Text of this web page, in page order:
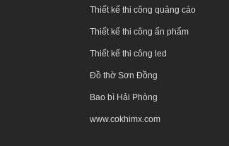
Thiết kế thi công quảng cáo
Thiết kế thi công ấn phẩm
Thiết kế thi công led
Đồ thờ Sơn Đồng
Bao bì Hải Phòng
www.cokhimx.com